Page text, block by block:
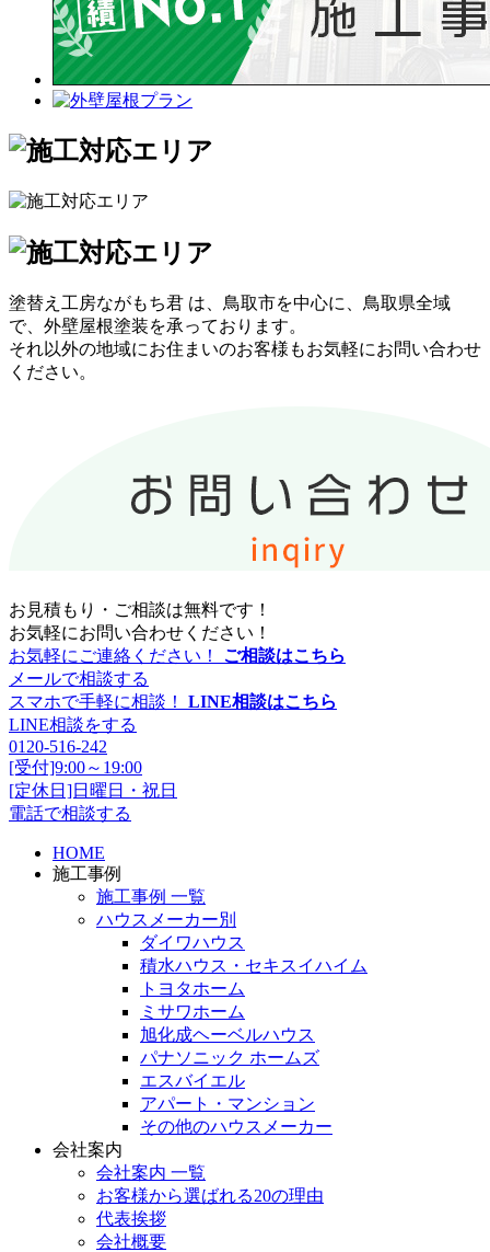
塗替え工房ながもち君 は、鳥取市を中心に、鳥取県全域
で、外壁屋根塗装を承っております。
それ以外の地域にお住まいのお客様もお気軽にお問い合わせ
ください。
お見積もり・ご相談は無料です！
お気軽にお問い合わせください！
お気軽にご連絡ください！ ご相談はこちら
メールで相談する
スマホで手軽に相談！ LINE相談はこちら
LINE相談をする
0120-516-242
[受付]9:00～19:00
[定休日]日曜日・祝日
電話で相談する
HOME
施工事例
施工事例 一覧
ハウスメーカー別
ダイワハウス
積水ハウス・セキスイハイム
トヨタホーム
ミサワホーム
旭化成ヘーベルハウス
パナソニック ホームズ
エスバイエル
アパート・マンション
その他のハウスメーカー
会社案内
会社案内 一覧
お客様から選ばれる20の理由
代表挨拶
会社概要